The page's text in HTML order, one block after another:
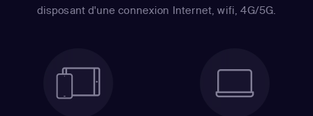
disposant d'une connexion Internet, wifi, 4G/5G.